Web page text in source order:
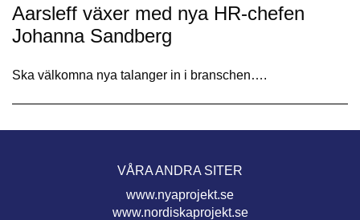
Aarsleff växer med nya HR-chefen
Johanna Sandberg
Ska välkomna nya talanger in i branschen….
VÅRA ANDRA SITER
www.nyaprojekt.se
www.nordiskaprojekt.se